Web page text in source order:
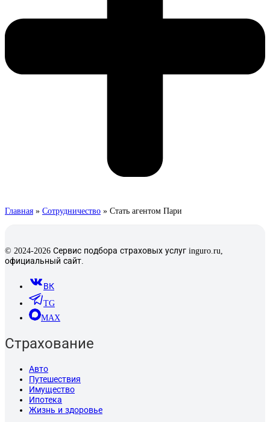
Главная » Сотрудничество » Стать агентом Пари
© 2024-2026 Сервис подбора страховых услуг inguro.ru,
официальный сайт.
ВК
TG
MAX
Страхование
Авто
Путешествия
Имущество
Ипотека
Жизнь и здоровье